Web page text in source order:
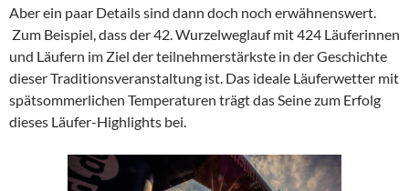
Aber ein paar Details sind dann doch noch erwähnenswert.
Zum Beispiel, dass der 42. Wurzelweglauf mit 424 Läuferinnen
und Läufern im Ziel der teilnehmerstärkste in der Geschichte
dieser Traditionsveranstaltung ist. Das ideale Läuferwetter mit
spätsommerlichen Temperaturen trägt das Seine zum Erfolg
dieses Läufer-Highlights bei.